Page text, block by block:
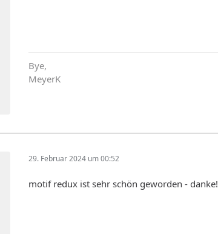
Bye,
MeyerK
29. Februar 2024 um 00:52
motif redux ist sehr schön geworden - danke!